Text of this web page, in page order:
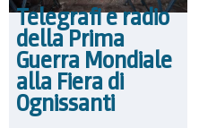
Telegrafi e radio
della Prima
Guerra Mondiale
alla Fiera di
Ognissanti